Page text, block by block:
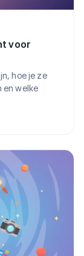
voor
hoe je ze
en welke